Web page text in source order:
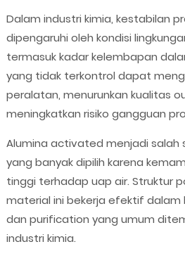
Dalam industri kimia, kestabilan
dipengaruhi oleh kondisi
termasuk kadar kelembapan
yang tidak terkontrol dapat
peralatan, menurunkan kualitas
meningkatkan risiko gangguan
Alumina activated menjadi salah
yang banyak dipilih karena
tinggi terhadap uap air. Struktur
material ini bekerja efektif dalam
dan purification yang umum
industri kimia.